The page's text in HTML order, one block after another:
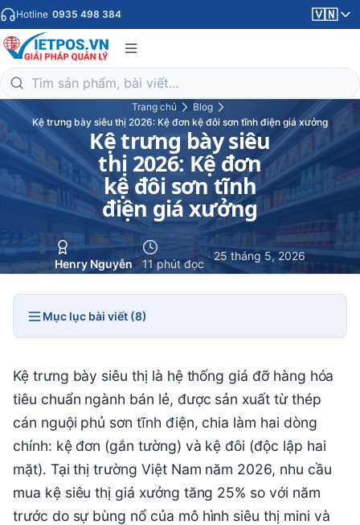
Hotline 0935 498 384 🇻🇳
Trang chủ
Blog
Kệ trưng bày siêu thị 2026: Kệ đơn kệ đôi sơn tĩnh điện giá xưởng
Kệ trưng bày siêu
thị 2026: Kệ đơn
kệ đôi sơn tĩnh
điện giá xưởng
Henry Nguyễn
·
11 phút đọc
· 25 tháng 5, 2026
Mục lục bài viết (8)
Kệ trưng bày siêu thị là hệ thống giá đỡ hàng hóa
tiêu chuẩn ngành bán lẻ, được sản xuất từ thép
cán nguội phủ sơn tĩnh điện, chia làm hai dòng
chính: kệ đơn (gắn tường) và kệ đôi (độc lập hai
mặt). Tại thị trường Việt Nam năm 2026, nhu cầu
mua kệ siêu thị giá xưởng tăng 25% so với năm
trước do sự bùng nổ của mô hình siêu thị mini và